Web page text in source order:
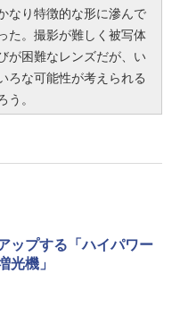
なり特徴的な形に滲んで
た。撮影が難しく被写体
が困難なレンズだが、い
ろな可能性が考えられる
う。
ップする「ハイパワー
光機」